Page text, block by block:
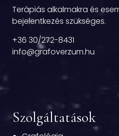
Terápiás alkalmakra és
bejelentkezés szükséges.
+36 30/272-8431
info@grafoverzum.hu
Szolgáltatások